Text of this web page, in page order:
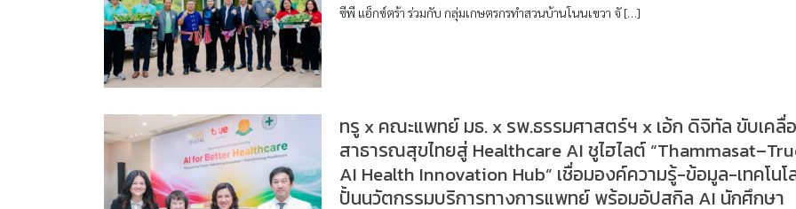
ซีพี แอ็กซ์ตร้า ร่วมกับ กลุ่มเกษตรกรทำสวนบ้านโนนเขวา จั […]
ทรู x คณะแพทย์ มธ. x รพ.ธรรมศาสตร์ฯ x เอ้ก ดิจิทัล ขับเคลื่
สาธารณสุขไทยสู่ Healthcare AI ชูไฮไลต์
AI Health Innovation Hub” เชื่อมองค์ความรู้-ข้อมูล-เทคโนโ
ปั้นนวัตกรรมบริการทางการแพทย์ พร้อมอัปสกิล AI นักศึกษา